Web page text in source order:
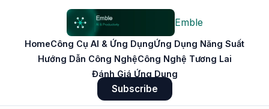
Emble
HomeCông Cụ AI & Ứng DụngỨng Dụng Năng Suất
Hướng Dẫn Công NghệCông Nghệ Tương Lai
Đánh Giá Ứng Dụng
Subscribe